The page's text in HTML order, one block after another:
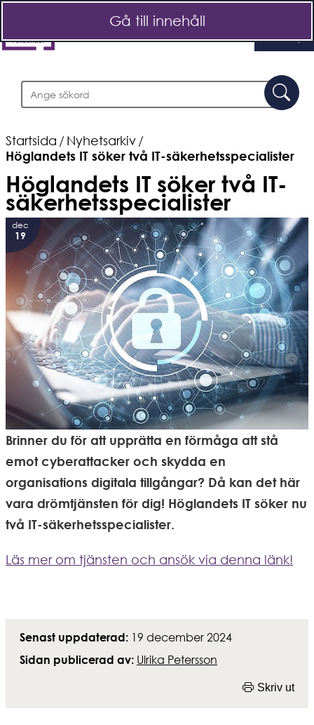
Gå till innehåll
Sök
Startsida /Nyhetsarkiv/
Höglandets IT söker två IT-säkerhetsspecialister
Höglandets IT söker två IT-
säkerhetsspecialister
dec
19
Brinner du för att upprätta en förmåga att stå
emot cyberattacker och skydda en
organisations digitala tillgångar? Då kan det här
vara drömtjänsten för dig! Höglandets IT söker nu
två IT-säkerhetsspecialister.
Läs mer om tjänsten och ansök via denna länk!
Senast uppdaterad: 19 december 2024
Sidan publicerad av: Ulrika Petersson
Skriv ut